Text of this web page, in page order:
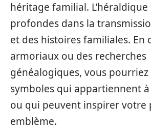
héritage familial. L’héraldique
profondes dans la
et des histoires familiales. En
armoriaux ou des recherches
généalogiques, vous
symboles qui appartiennent
ou qui peuvent inspirer votre
emblème.